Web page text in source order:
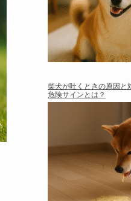
柴犬が吐くときの原因と
危険サインとは？